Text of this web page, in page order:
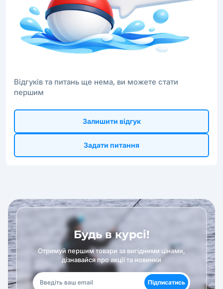
Відгуків та питань ще нема, ви можете стати
першим
Залишити відгук
Задати питання
Будь в курсі!
Отримуй першим товари за вигідними цінами,
дізнавайся про акції та новинки
Підписатись